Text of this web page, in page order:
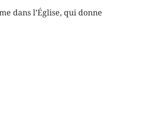
dans l’Église, qui donne